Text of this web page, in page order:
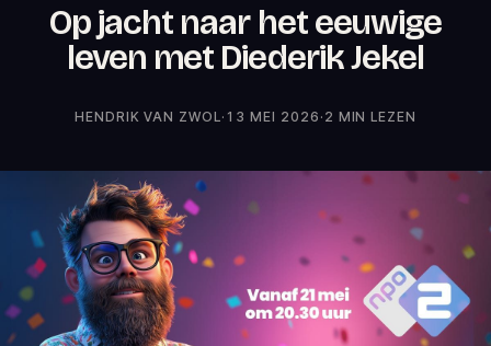
Op jacht naar het eeuwige
leven met Diederik Jekel
HENDRIK VAN ZWOL· 13 MEI 2026 · 2 MIN LEZEN